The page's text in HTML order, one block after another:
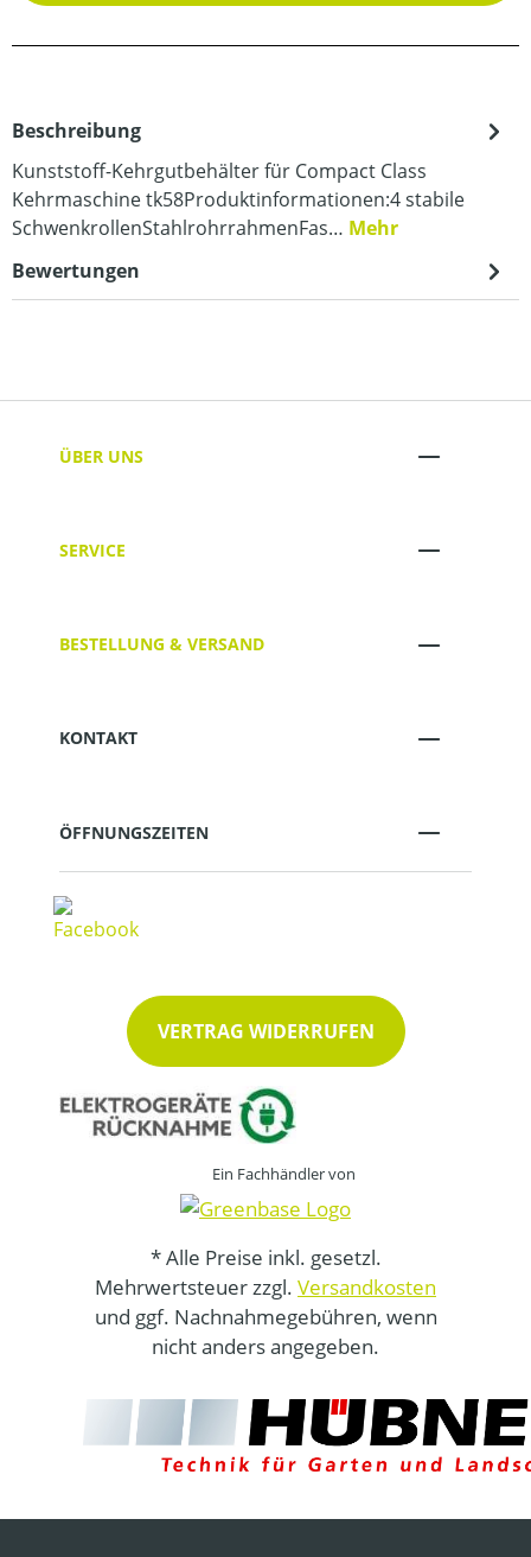
Beschreibung
Kunststoff-Kehrgutbehälter für Compact Class
Kehrmaschine tk58Produktinformationen:4 stabile
SchwenkrollenStahlrohrrahmenFas… Mehr
Bewertungen
ÜBER UNS
SERVICE
BESTELLUNG & VERSAND
KONTAKT
ÖFFNUNGSZEITEN
VERTRAG WIDERRUFEN
Ein Fachhändler von
* Alle Preise inkl. gesetzl.
Mehrwertsteuer zzgl. Versandkosten
und ggf. Nachnahmegebühren, wenn
nicht anders angegeben.